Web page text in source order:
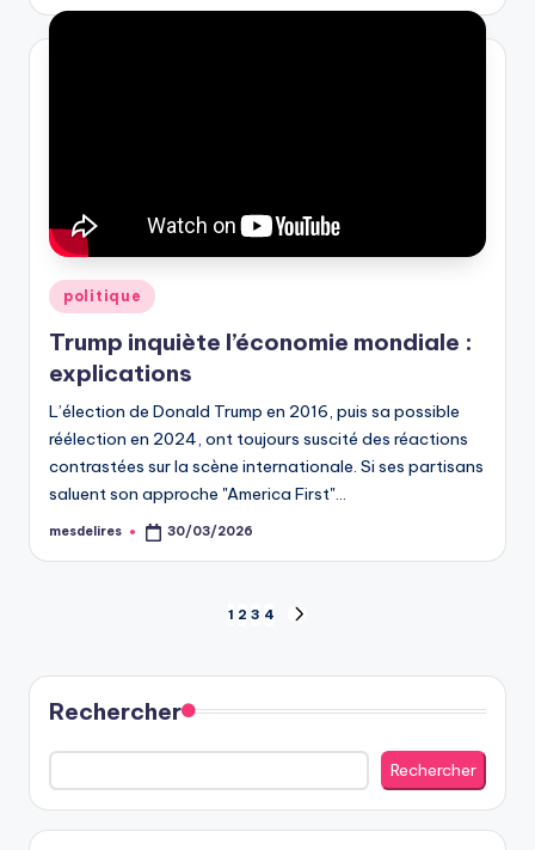
Posted
in
politique
Trump inquiète l’économie mondiale :
explications
L’élection de Donald Trump en 2016, puis sa possible
réélection en 2024, ont toujours suscité des réactions
contrastées sur la scène internationale. Si ses partisans
saluent son approche "America First"…
Posted
mesdelires 30/03/2026
des
publications
1 2 3 4
Rechercher
Rechercher